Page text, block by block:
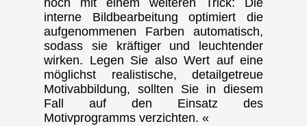
noch mit einem weiteren Trick: Die
interne Bildbearbeitung optimiert die
aufgenommenen Farben automatisch,
sodass sie kräftiger und leuchtender
wirken. Legen Sie also Wert auf eine
möglichst realistische, detailgetreue
Motivabbildung, sollten Sie in diesem
Fall auf den Einsatz des
Motivprogramms verzichten. «